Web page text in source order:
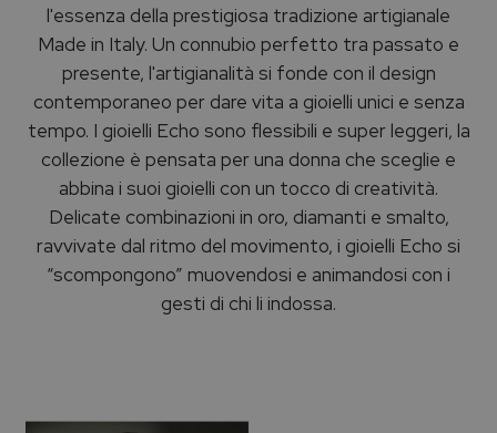
l'essenza della prestigiosa tradizione artigianale
Made in Italy. Un connubio perfetto tra passato e
presente, l'artigianalità si fonde con il design
contemporaneo per dare vita a gioielli unici e senza
tempo. I gioielli Echo sono flessibili e super leggeri, la
collezione è pensata per una donna che sceglie e
abbina i suoi gioielli con un tocco di creatività.
Delicate combinazioni in oro, diamanti e smalto,
ravvivate dal ritmo del movimento, i gioielli Echo si
“scompongono” muovendosi e animandosi con i
gesti di chi li indossa.